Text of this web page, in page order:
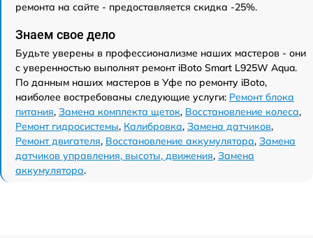
ремонта на сайте - предоставляется скидка -25%.
Знаем свое дело
Будьте уверены в профессионализме наших мастеров - они
с уверенностью выполнят ремонт iBoto Smart L925W Aqua.
По данным наших мастеров в Уфе по ремонту iBoto,
наиболее востребованы следующие услуги: Ремонт блока
питания, Замена комплекта щеток, Восстановление колеса,
Ремонт гидросистемы, Калибровка, Замена датчиков,
Ремонт двигателя, Восстановление аккумулятора, Замена
датчиков управления, высоты, движения, Замена
аккумулятора.